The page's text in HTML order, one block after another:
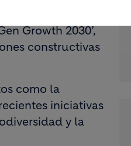
el
Growth 2030’,
constructivas
como la
iniciativas
y la